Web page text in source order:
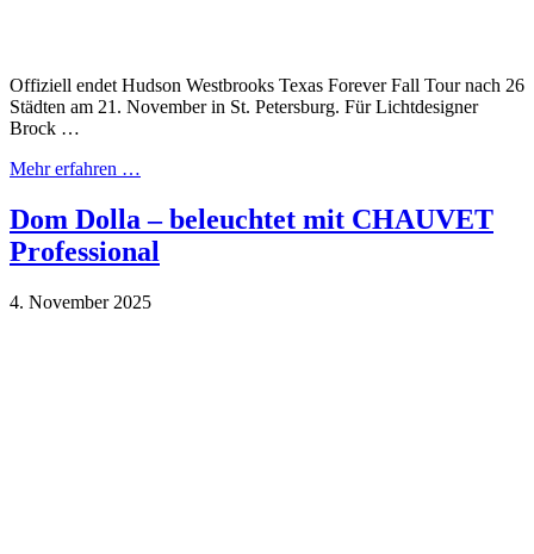
Offiziell endet Hudson Westbrooks Texas Forever Fall Tour nach 26
Städten am 21. November in St. Petersburg. Für Lichtdesigner
Brock …
Mehr erfahren …
Dom Dolla – beleuchtet mit CHAUVET
Professional
4. November 2025